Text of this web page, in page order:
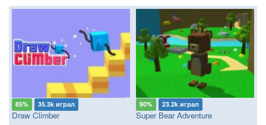
85% 35.3k играл
Draw Climber
90% 23.2k играл
Super Bear Adventure